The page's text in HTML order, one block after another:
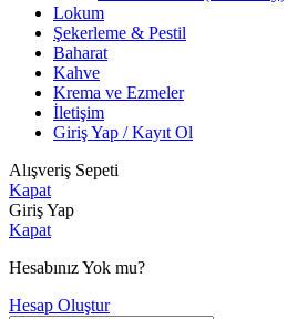
Lokum
Şekerleme & Pestil
Baharat
Kahve
Krema ve Ezmeler
İletişim
Giriş Yap / Kayıt Ol
Alışveriş Sepeti
Kapat
Giriş Yap
Kapat
Hesabınız Yok mu?
Hesap Oluştur